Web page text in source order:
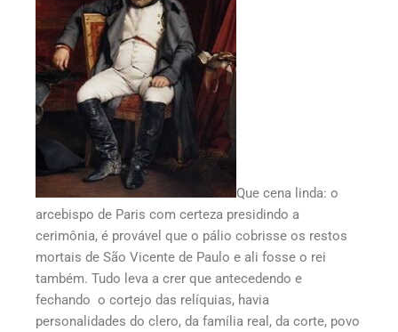
Que cena linda: o
arcebispo de Paris com certeza presidindo a
cerimônia, é provável que o pálio cobrisse os restos
mortais de São Vicente de Paulo e ali fosse o rei
também. Tudo leva a crer que antecedendo e
fechando o cortejo das relíquias, havia
personalidades do clero, da família real, da corte, povo